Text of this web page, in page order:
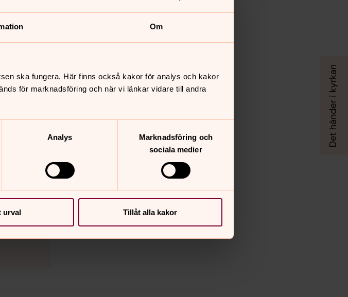
Om
ska fungera. Här finns också kakor för analys och kakor
för marknadsföring och när vi länkar vidare till andra
Analys
Marknadsföring och
sociala medier
urval Tillåt alla kakor